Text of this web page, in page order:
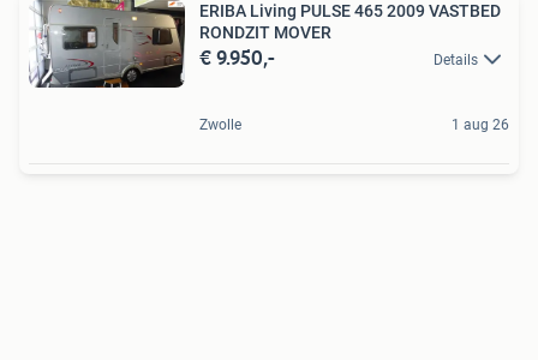
ERIBA Living PULSE 465 2009 VASTBED
RONDZIT MOVER
€ 9.950,- Details
Zwolle 1 aug 26